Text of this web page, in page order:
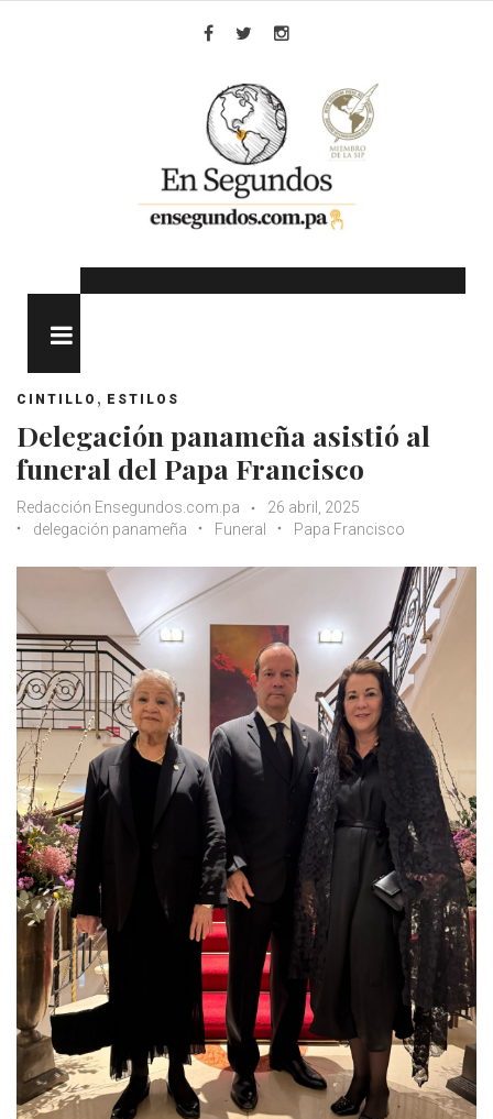
CINTILLO , ESTILOS
Delegación panameña asistió al
funeral del Papa Francisco
Redacción Ensegundos.com.pa
26 abril, 2025
delegación panameña
Funeral Papa Francisco